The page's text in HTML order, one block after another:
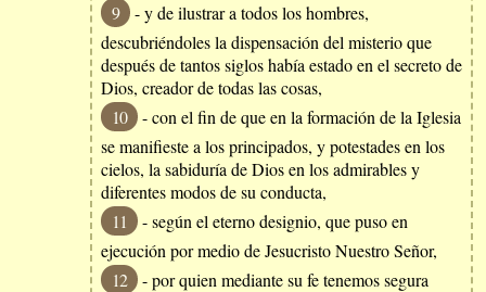
9
- y de ilustrar a todos los hombres,
descubriéndoles la dispensación del misterio que
después de tantos siglos había estado en el secreto de
Dios, creador de todas las cosas,
10
- con el fin de que en la formación de la Iglesia
se manifieste a los principados, y potestades en los
cielos, la sabiduría de Dios en los admirables y
diferentes modos de su conducta,
11
- según el eterno designio, que puso en
ejecución por medio de Jesucristo Nuestro Señor,
12
- por quien mediante su fe tenemos segura